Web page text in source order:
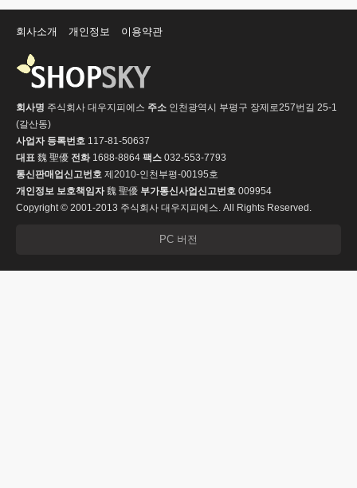
회사소개 개인정보 이용약관
회사명 주식회사 대우지피에스 주소 인천광역시 부평구 장제로257번길 25-1
(갈산동)
사업자 등록번호 117-81-50637
대표 魏 聖優 전화1688-8864 팩스 032-553-7793
통신판매업신고번호 제2010-인천부평-00195호
개인정보 보호책임자魏 聖優 부가통신사업신고번호 009954
Copyright © 2001-2013 주식회사 대우지피에스. All Rights Reserved.
PC 버전